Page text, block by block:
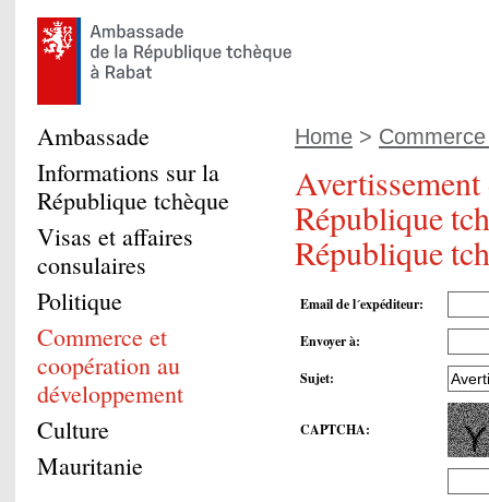
Home >
République
République
Email de l´expéditeur:
Envoyer à:
Sujet:
CAPTCHA:
Ambassade
Informations sur la
République tchèque
Visas et affaires
consulaires
Politique
Commerce et
coopération au
développement
Culture
Mauritanie